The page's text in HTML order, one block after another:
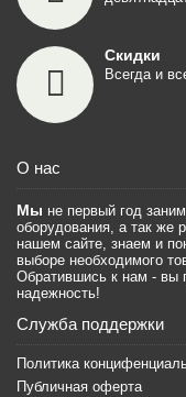
Скидки
Всегда и
О нас
Мы не первый год
оборудования, а так же
нашем сайте, знаем и
выборе необходимого
Обратившись к нам - вы
надежность!
Служба поддержки
Политика
Публичная оферта